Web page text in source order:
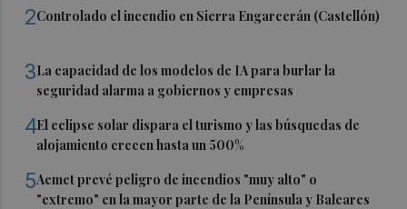
2Controlado el incendio en Sierra Engarcerán (Castellón)
3La capacidad de los modelos de IA para burlar la
seguridad alarma a gobiernos y empresas
4El eclipse solar dispara el turismo y las búsquedas de
alojamiento crecen hasta un 500%
5Aemet prevé peligro de incendios "muy alto" o
"extremo" en la mayor parte de la Península y Baleares